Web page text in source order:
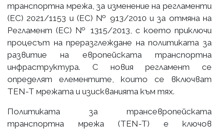
транспортна мрежа, за изменение на регламенти
(ЕС) 2021/1153 и (ЕС) № 913/2010 и за отмяна на
Регламент (ЕС) № 1315/2013, с което приключи
процесът на преразглеждане на политиката за
развитие на европейската транспортна
инфраструктура. С новия регламент се
определят елементите, които се включват
TEN-T мрежата и изискванията към тях.
Политиката за трансевропейската
транспортна мрежа (TEN-T) е ключов